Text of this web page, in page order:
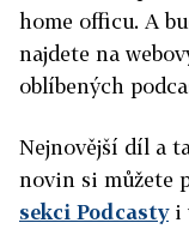
home officu. A
najdete na
oblíbených
Nejnovější díl a
novin si můžete
sekci Podcastyi